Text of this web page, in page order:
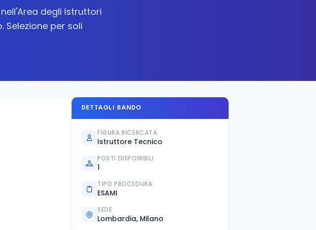
degli Istruttori
per soli
DETTAGLI BANDO
FIGURA RICERCATA
Istruttore Tecnico
POSTI DISPONIBILI
1
TIPO PROCEDURA
ESAMI
SEDE
Lombardia, Milano